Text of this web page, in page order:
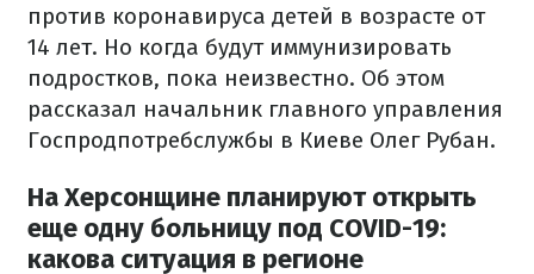
против коронавируса детей в возрасте от
14 лет. Но когда будут иммунизировать
подростков, пока неизвестно. Об этом
рассказал начальник главного управления
Госпродпотребслужбы в Киеве Олег Рубан.
На Херсонщине планируют открыть
еще одну больницу под COVID-19:
какова ситуация в регионе